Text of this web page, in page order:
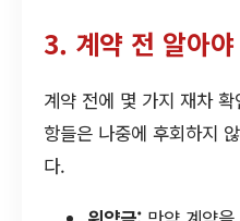
3. 계약 전 알아
계약 전에 몇 가지 재차
항들은 나중에 후회하지
다.